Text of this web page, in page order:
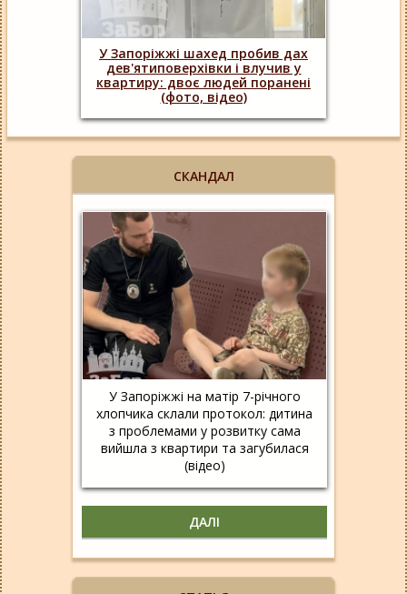
СКАНДАЛ
У Запоріжжі на матір 7-річного
хлопчика склали протокол: дитина
з проблемами у розвитку сама
вийшла з квартири та загубилася
(відео)
ДАЛІ
У Запоріжжі шахед пробив дах
дев'ятиповерхівки і влучив у
квартиру: двоє людей поранені
(фото, відео)